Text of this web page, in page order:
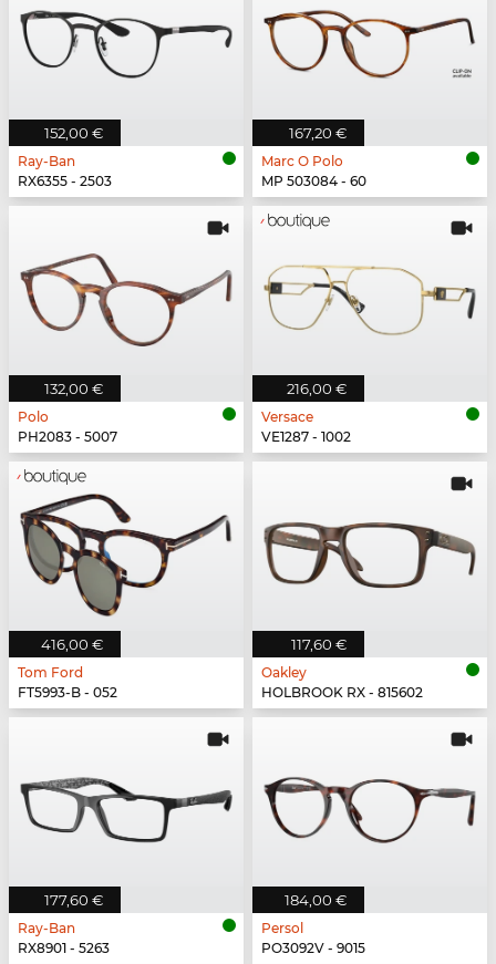
152,00 €
Ray-Ban
RX6355 - 2503
167,20 €
Marc O Polo
MP 503084 - 60
132,00 €
Polo
PH2083 - 5007
216,00 €
Versace
VE1287 - 1002
416,00 €
Tom Ford
FT5993-B - 052
117,60 €
Oakley
HOLBROOK RX - 815602
177,60 €
Ray-Ban
RX8901 - 5263
184,00 €
Persol
PO3092V - 9015